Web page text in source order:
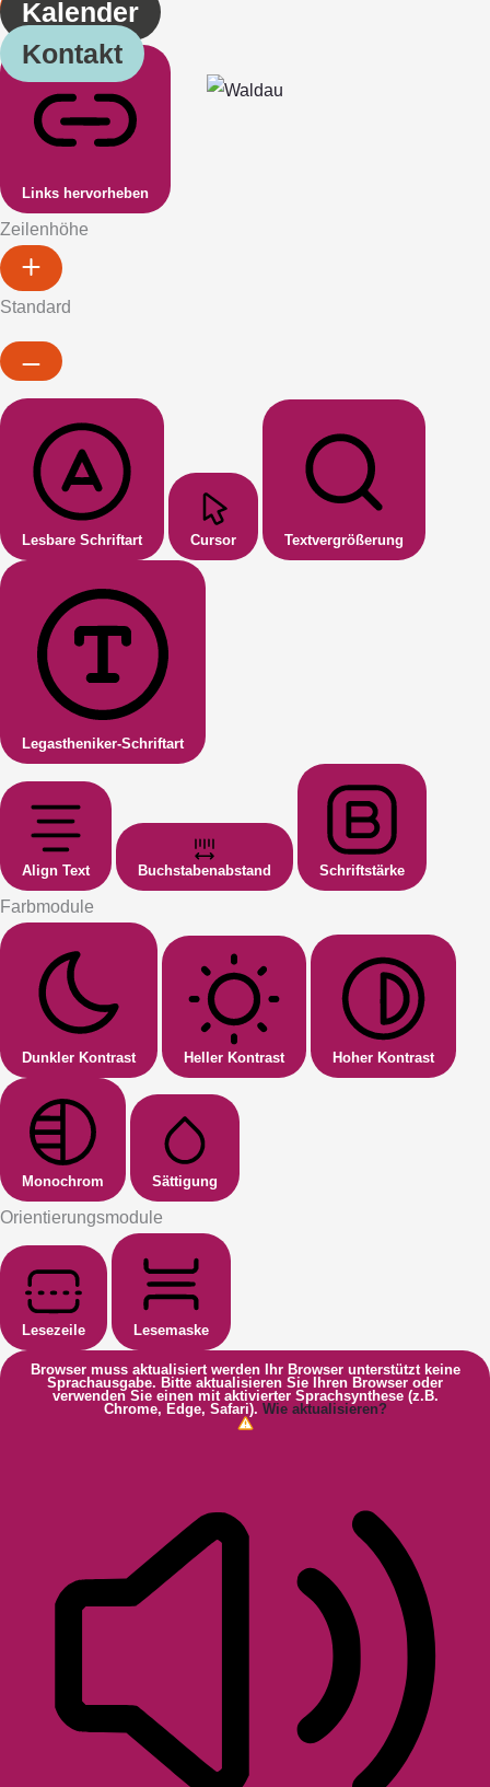
Kalender
Kontakt
Links hervorheben
Zeilenhöhe
Standard
Lesbare Schriftart Cursor Textvergrößerung
Legastheniker-Schriftart
Align Text Buchstabenabstand Schriftstärke
Farbmodule
Dunkler Kontrast Heller Kontrast Hoher Kontrast
Monochrom Sättigung
Orientierungsmodule
Lesezeile Lesemaske
Browser muss aktualisiert werden
Ihr Browser unterstützt keine
Sprachausgabe. Bitte aktualisieren Sie Ihren Browser oder
verwenden Sie einen mit aktivierter Sprachsynthese (z.B.
Chrome, Edge, Safari). Wie aktualisieren?